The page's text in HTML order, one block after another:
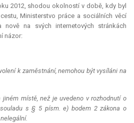
2012, shodou okolností v době, kdy byl
Ministerstvo práce a sociálních věcí
na svých internetových stránkách
názor:
k zaměstnání, nemohou být vysíláni na
místě, než je uvedeno v rozhodnutí o
s § 5 písm. e) bodem 2 zákona o